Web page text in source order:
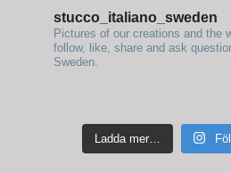
stucco_italiano_sweden
Pictures of our creations and the
follow, like, share and ask
Sweden.
Ladda mer…